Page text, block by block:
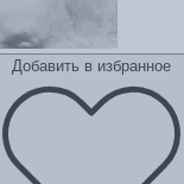
Добавить в избранное